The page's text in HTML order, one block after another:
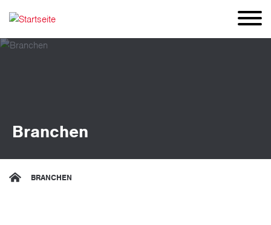
Direkt
Branchen
BRANCHEN